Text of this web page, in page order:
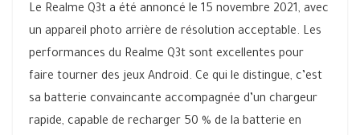
Le Realme Q3t a été annoncé le 15 novembre 2021, avec
un appareil photo arrière de résolution acceptable. Les
performances du Realme Q3t sont excellentes pour
faire tourner des jeux Android. Ce qui le distingue, c’est
sa batterie convaincante accompagnée d’un chargeur
rapide, capable de recharger 50 % de la batterie en